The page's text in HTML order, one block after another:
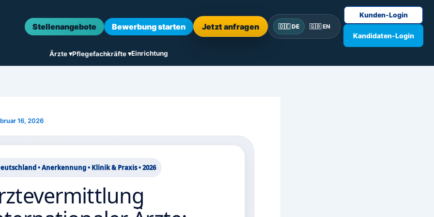
Ärzte ▾Pflegefachkräfte ▾Einrichtung
Stellenangebote Bewerbung starten Jetzt anfragen 🇩🇪 DE 🇬🇧 EN
Kunden-Login
Kandidaten-Login
16, 2026
• Anerkennung • Klinik & Praxis • 2026